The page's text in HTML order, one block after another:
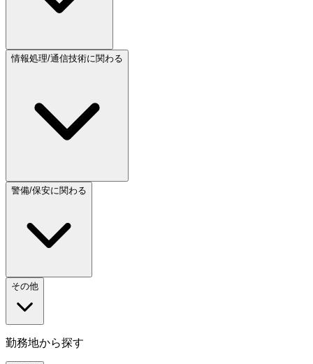
情報処理/通信技術に関わる
警備/保安に関わる
その他
勤務地から探す